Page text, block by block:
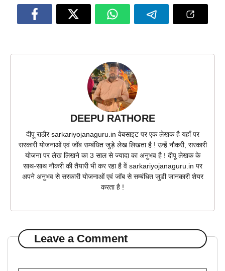
DEEPU RATHORE
दीपू राठौर sarkariyojanaguru.in वेबसाइट पर एक लेखक है यहाँ पर
सरकारी योजनाओं एवं जॉब सम्बंधित जुड़े लेख लिखता है ! उन्हें नौकरी, सरकारी
योजना पर लेख लिखने का 3 साल से ज्यादा का अनुभव है ! दीपू लेखक के
साथ-साथ नौकरी की तैयारी भी कर रहा है वें sarkariyojanaguru.in पर
अपने अनुभव से सरकारी योजनाओं एवं जॉब से सम्बंधित जुडी जानकारी शेयर
करता है !
Leave a Comment